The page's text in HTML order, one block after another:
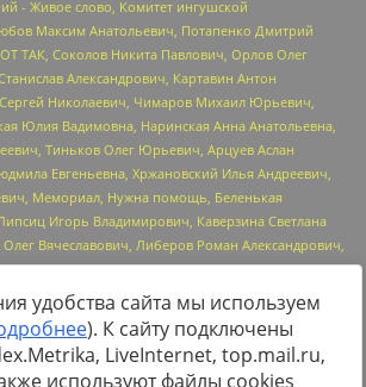
uploaded/files/reestr-
22-03-2024.pdfданные на22.03.2024
удобства сайта мы используем
). К сайту подключены
LiveInternet, top.mail.ru,
используют файлы cookies